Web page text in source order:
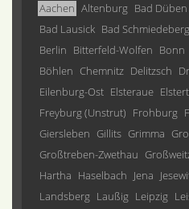
Aachen Altenburg Bad Düben
Bad Lausick Bad Schmiedeberg
Berlin Bitterfeld-Wolfen Bonn
Böhlen Chemnitz Delitzsch
Eilenburg-Ost Elsteraue
Freyburg (Unstrut) Frohburg
Giersleben Gillits Grimma
Großtreben-Zwethau
Hartha Haselbach Jena
Landsberg Laußig Leipzig